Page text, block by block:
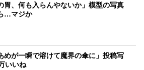
胃、何も入らんやないか」模型の写真
…マジか
めが一瞬で溶けて魔界の傘に」投稿写
いいね